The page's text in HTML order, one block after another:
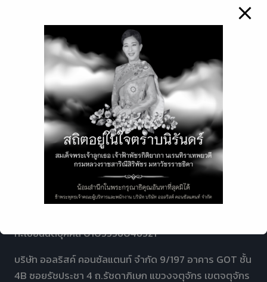
เกี่ยวกับภาพรวมแนวทางในการพัฒนาธุรกิจเพื่อ
เติบโตร่วมกันในอนาคต
บริษัท
ทิพย
ประกัน
ภัย
จำกัด
(มหาชน)
แจ้ง
ผล
ดำเนิน
การ
ที่
มา
และ
บริษัท ออลริสค์ คอนซัลแตนท์ จำกัด
ALL RISK Consultant Co., Ltd.
ใบอนุญาตนายหน้าประกันวินาศภัย
ทะเบียนนิติบุคคล 0105556046521
บริษัท ออลริสค์ คอนซัลแตนท์ จำกัด 9/197 อาคาร GOT ชั้น
4B ซอยรัชประชา 4 ถ.รัชดาภิเษก แขวงจตุจักร เขตจตุจักร
This will close in7seconds